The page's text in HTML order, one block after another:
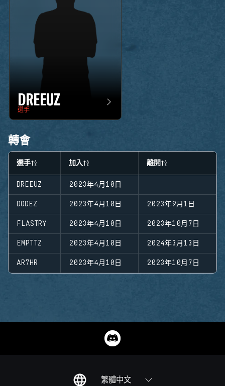
DREEUZ
選手
轉會
選手 加入 離開
DREEUZ 2023年4月10日
DODEZ 2023年4月10日 2023年9月1日
FLASTRY 2023年4月10日 2023年10月7日
EMPTTZ 2023年4月10日 2024年3月13日
AR7HR 2023年4月10日 2023年10月7日
繁體中文